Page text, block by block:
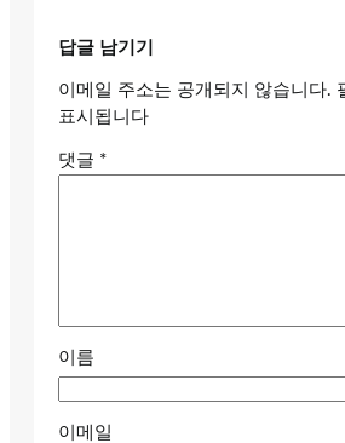
답글 남기기
이메일 주소는 공개되지 않습니다.
표시됩니다
댓글 *
이름
이메일